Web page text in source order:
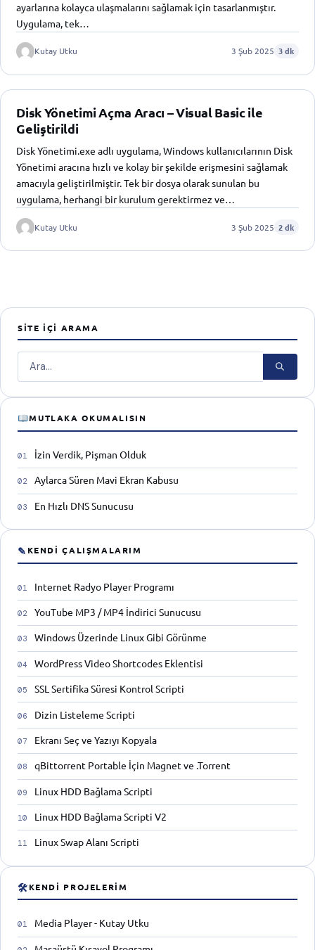
ayarlarına kolayca ulaşmalarını sağlamak için tasarlanmıştır.
Uygulama, tek…
Kutay Utku 3 Şub 2025 3 dk
Disk Yönetimi Açma Aracı – Visual Basic ile
Geliştirildi
Disk Yönetimi.exe adlı uygulama, Windows kullanıcılarının Disk
Yönetimi aracına hızlı ve kolay bir şekilde erişmesini sağlamak
amacıyla geliştirilmiştir. Tek bir dosya olarak sunulan bu
uygulama, herhangi bir kurulum gerektirmez ve…
Kutay Utku 3 Şub 2025 2 dk
SITE İÇI ARAMA
MUTLAKA OKUMALISIN
İzin Verdik, Pişman Olduk
Aylarca Süren Mavi Ekran Kabusu
En Hızlı DNS Sunucusu
✎ KENDI ÇALIŞMALARIM
Internet Radyo Player Programı
YouTube MP3 / MP4 İndirici Sunucusu
Windows Üzerinde Linux Gibi Görünme
WordPress Video Shortcodes Eklentisi
SSL Sertifika Süresi Kontrol Scripti
Dizin Listeleme Scripti
Ekranı Seç ve Yazıyı Kopyala
qBittorrent Portable İçin Magnet ve .Torrent
Linux HDD Bağlama Scripti
Linux HDD Bağlama Scripti V2
Linux Swap Alanı Scripti
🛠KENDI PROJELERIM
Media Player - Kutay Utku